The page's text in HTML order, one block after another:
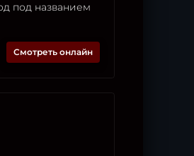
под названием
Смотреть онлайн